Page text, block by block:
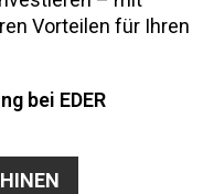
Vorteilen für Ihren
bei EDER